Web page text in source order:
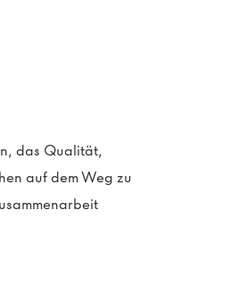
das Qualität,
auf dem Weg zu